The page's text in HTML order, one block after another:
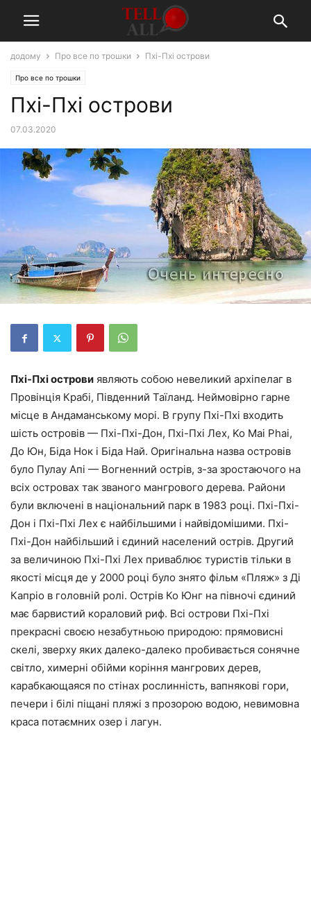
додому Про все по трошки Пхі-Пхі острови
Про все по трошки
Пхі-Пхі острови
07.03.2020
Пхі-Пхі острови являють собою невеликий архіпелаг в
Провінція Крабі, Південний Таїланд. Неймовірно гарне
місце в Андаманському морі. В групу Пхі-Пхі входить
шість островів — Пхі-Пхі-Дон, Пхі-Пхі Лех, Ko Mai Phai,
До Юн, Біда Нок і Біда Най. Оригінальна назва островів
було Пулау Апі — Вогненний острів, з-за зростаючого на
всіх островах так званого мангрового дерева. Райони
були включені в національний парк в 1983 році. Пхі-Пхі-
Дон і Пхі-Пхі Лех є найбільшими і найвідомішими. Пхі-
Пхі-Дон найбільший і єдиний населений острів. Другий
за величиною Пхі-Пхі Лех приваблює туристів тільки в
якості місця де у 2000 році було знято фільм «Пляж» з Ді
Капріо в головній ролі. Острів Ко Юнг на півночі єдиний
має барвистий кораловий риф. Всі острови Пхі-Пхі
прекрасні своєю незабутньою природою: прямовисні
скелі, зверху яких далеко-далеко пробивається сонячне
світло, химерні обійми коріння мангрових дерев,
карабкающаяся по стінах рослинність, вапнякові гори,
печери і білі піщані пляжі з прозорою водою, невимовна
краса потаємних озер і лагун.